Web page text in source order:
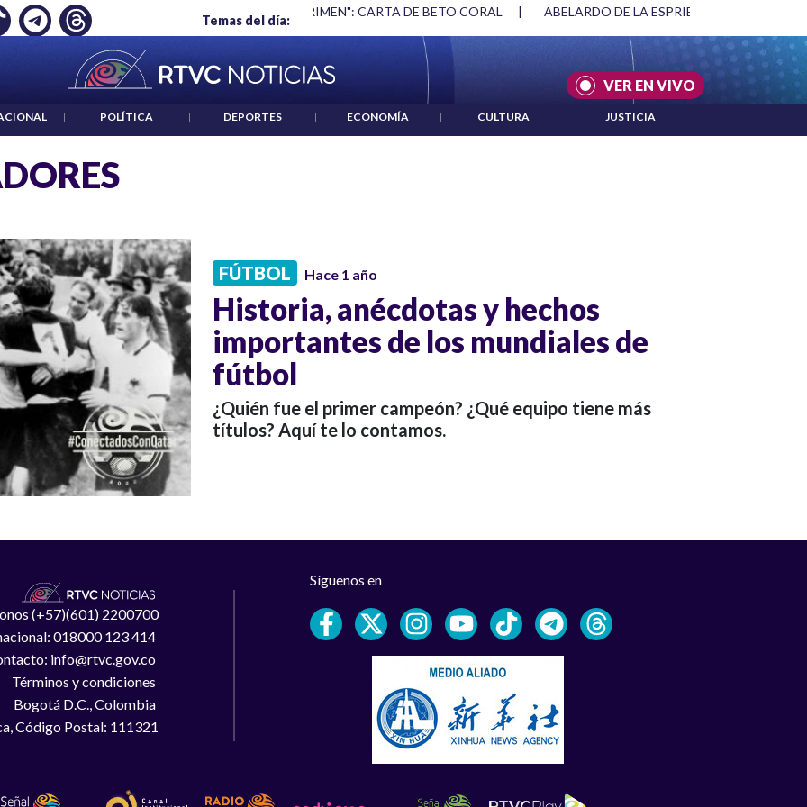
Temas del día:
EMPLEO: JP MORGAN "HABLAR NO ES UN CRIMEN": CARTA DE BETO CORAL | ABELARDO DE LA ESPRIELLA Y DMG
VER EN VIVO
| POLÍTICA | DEPORTES | ECONOMÍA | CULTURA | JUSTICIA
FÚTBOL Hace 1 año
Historia, anécdotas y hechos
importantes de los mundiales de
fútbol
¿Quién fue el primer campeón? ¿Qué equipo tiene más
títulos? Aquí te lo contamos.
(+57)(601) 2200700
018000 123 414
info@rtvc.gov.co
Términos y condiciones
Bogotá D.C., Colombia
Código Postal: 111321
Síguenos en